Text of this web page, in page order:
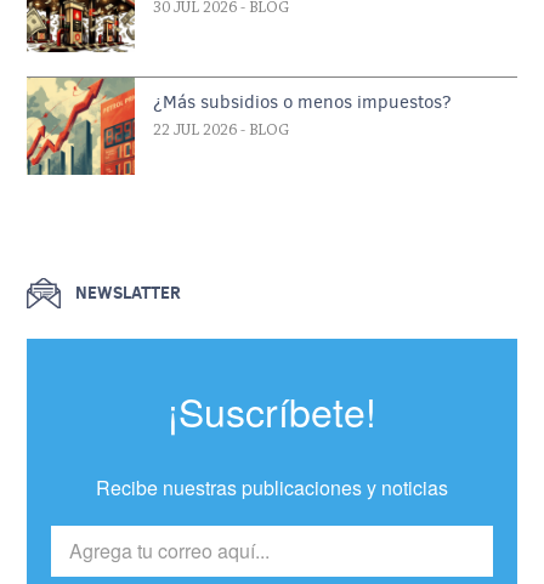
30 JUL 2026 - BLOG
¿Más subsidios o menos impuestos?
22 JUL 2026 - BLOG
NEWSLATTER
¡Suscríbete!
Recibe nuestras publicaciones y noticias